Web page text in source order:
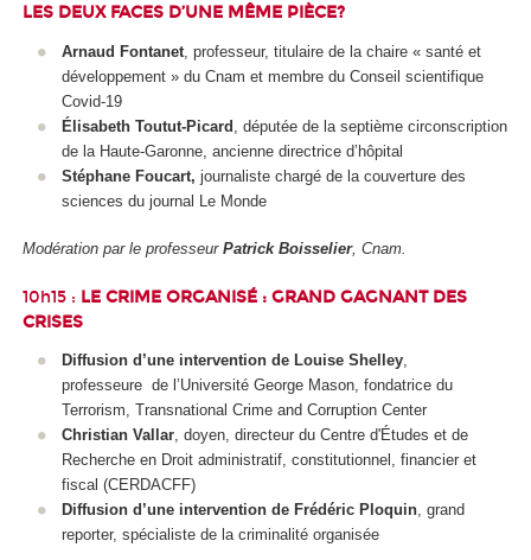
LES DEUX FACES D’UNE MÊME PIÈCE?
Arnaud Fontanet, professeur, titulaire de la chaire « santé et
développement » du Cnam et membre du Conseil scientifique
Covid-19
Élisabeth Toutut-Picard , députée de la septième circonscription
de la Haute-Garonne, ancienne directrice d’hôpital
Stéphane Foucart, journaliste chargé de la couverture des
sciences du journal Le Monde
Modération par le professeur Patrick Boisselier, Cnam.
10h15 : LE CRIME ORGANISÉ : GRAND GAGNANT DES
CRISES
Diffusion d’une intervention de Louise Shelley,
professeure de l’Université George Mason, fondatrice du
Terrorism, Transnational Crime and Corruption Center
Christian Vallar, doyen, directeur du Centre d'Études et de
Recherche en Droit administratif, constitutionnel, financier et
fiscal (CERDACFF)
Diffusion d’une intervention de Frédéric Ploquin, grand
reporter, spécialiste de la criminalité organisée